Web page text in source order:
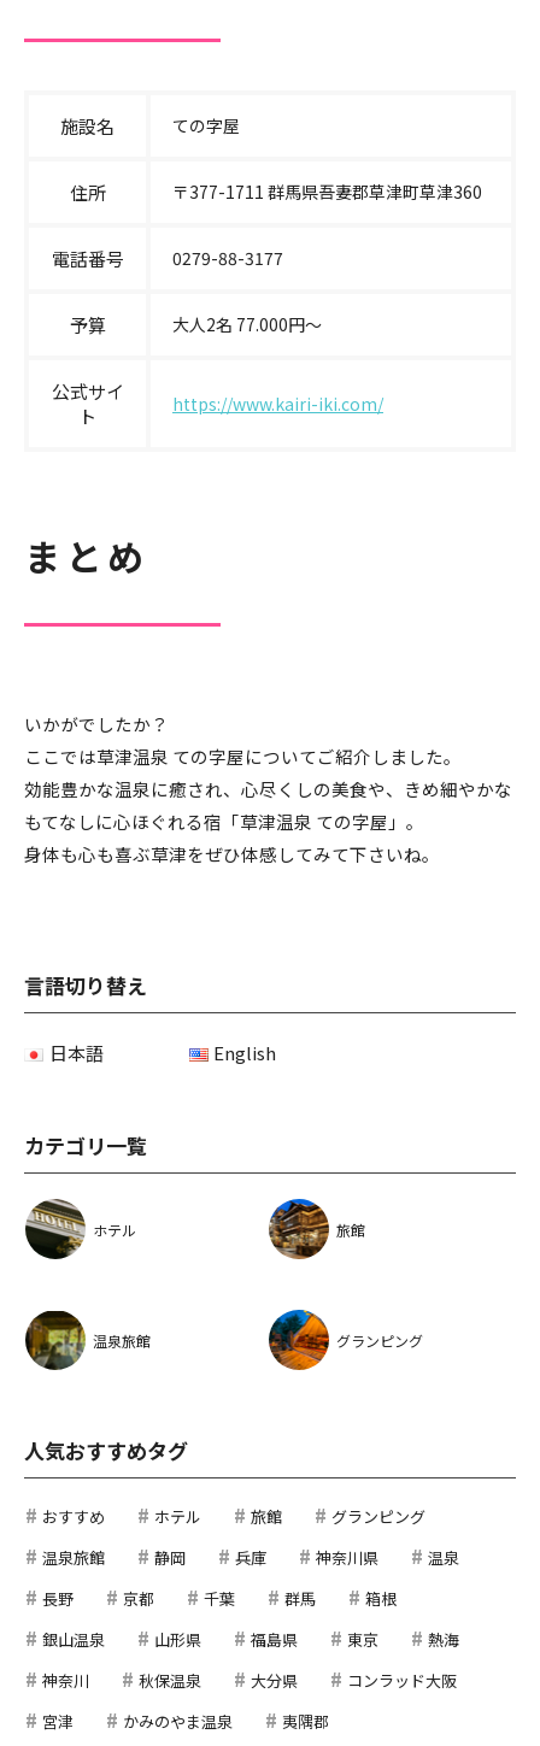
施設名 ての字屋
住所 〒377-1711 群馬県吾妻郡草津町草津360
電話番号 0279-88-3177
予算 大人2名 77.000円〜
公式サイ
ト
https://www.kairi-iki.com/
まとめ
いかがでしたか？
ここでは草津温泉 ての字屋についてご紹介しました。
効能豊かな温泉に癒され、心尽くしの美食や、きめ細やかな
もてなしに心ほぐれる宿「草津温泉 ての字屋」。
身体も心も喜ぶ草津をぜひ体感してみて下さいね。
言語切り替え
日本語 English
カテゴリ一覧
ホテル 旅館
温泉旅館 グランピング
人気おすすめタグ
おすすめ ホテル 旅館
グランピング
温泉旅館
静岡 兵庫 神奈川県
温泉
長野
京都 千葉 群馬
箱根
銀山温泉
山形県 福島県 東京
熱海
神奈川
秋保温泉 大分県
コンラッド大阪
宮津
かみのやま温泉 夷隅郡